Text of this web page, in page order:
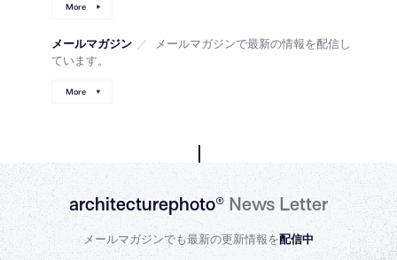
More
メールマガジン ／
メールマガジンで最新の情報を配信し
ています。
More
architecturephoto®News Letter
メールマガジンでも最新の更新情報を配信中